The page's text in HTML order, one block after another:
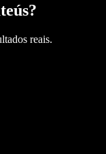
?
reais.